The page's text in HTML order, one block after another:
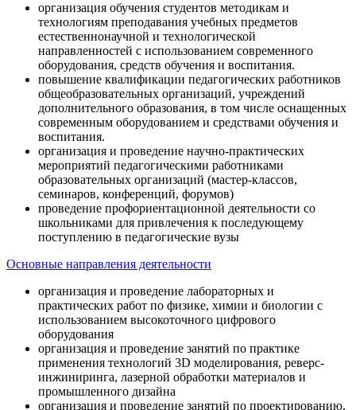
организация обучения студентов методикам и
технологиям преподавания учебных предметов
естественнонаучной и технологической
направленностей с использованием современного
оборудования, средств обучения и воспитания.
повышение квалификации педагогических работников
общеобразовательных организаций, учреждений
дополнительного образования, в том числе оснащенных
современным оборудованием и средствами обучения и
воспитания.
организация и проведение научно-практических
мероприятий педагогическими работниками
образовательных организаций (мастер-классов,
семинаров, конференций, форумов)
проведение профориентационной деятельности со
школьниками для привлечения к последующему
поступлению в педагогические вузы
Основные направления деятельности
организация и проведение лабораторных и
практических работ по физике, химии и биологии с
использованием высокоточного цифрового
оборудования
организация и проведение занятий по практике
применения технологий 3D моделирования, реверс-
инжиниринга, лазерной обработки материалов и
промышленного дизайна
организация и проведение занятий по проектированию,